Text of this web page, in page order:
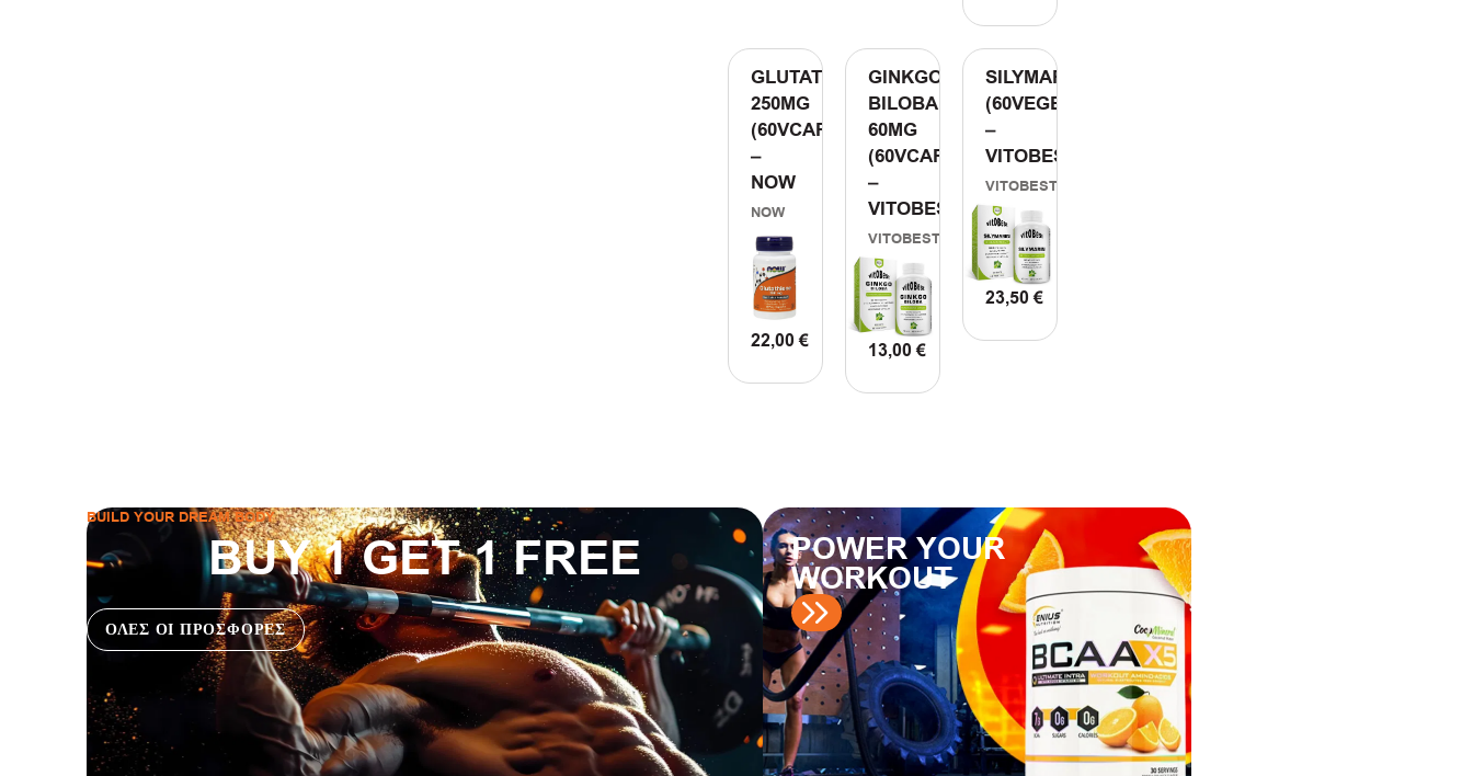
ΠΡΟΣΘΗΚΗ ΣΤΟ ΚΑΛΑΘΙ
GLUTATHIONE
250MG
(60VCAPS)
–
NOW
NOW
22,00€
ΠΡΟΣΘΗΚΗ ΣΤΟ ΚΑΛΑΘΙ
GINKGO
BILOBA
60MG
(60VCAPS)
–
VITOBEST
VITOBEST
13,00€
ΠΡΟΣΘΗΚΗ ΣΤΟ ΚΑΛΑΘΙ
SILYMARIN
(60VEGECAPS)
–
VITOBEST
VITOBEST
23,50€
ΠΡΟΣΘΗΚΗ ΣΤΟ ΚΑΛΑΘΙ
BUILD YOUR DREAM BODY
BUY 1 GET 1 FREE
ΟΛΕΣ ΟΙ ΠΡΟΣΦΟΡΕΣ
POWER YOUR
WORKOUT